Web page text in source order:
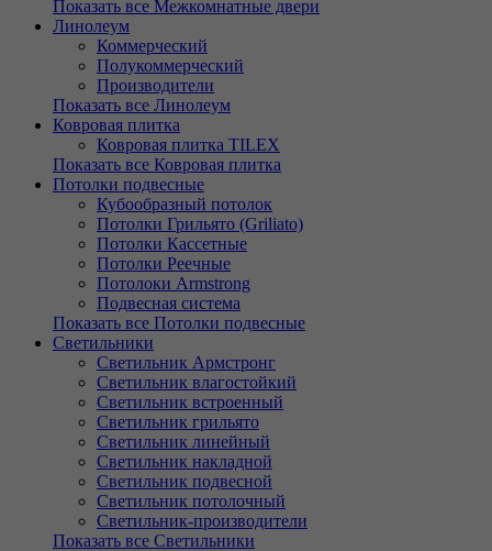
Показать все Межкомнатные двери
Линолеум
Коммерческий
Полукоммерческий
Производители
Показать все Линолеум
Ковровая плитка
Ковровая плитка TILEX
Показать все Ковровая плитка
Потолки подвесные
Кубообразный потолок
Потолки Грильято (Griliato)
Потолки Кассетные
Потолки Реечные
Потолоки Armstrong
Подвесная система
Показать все Потолки подвесные
Светильники
Светильник Армстронг
Светильник влагостойкий
Светильник встроенный
Светильник грильято
Светильник линейный
Светильник накладной
Светильник подвесной
Светильник потолочный
Светильник-производители
Показать все Светильники